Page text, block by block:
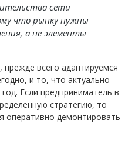
сети
что рынку нужны
а не элементы
всего адаптируемся
и то, что актуально
Если предприниматель в
стратегию, то
оперативно демонтировать